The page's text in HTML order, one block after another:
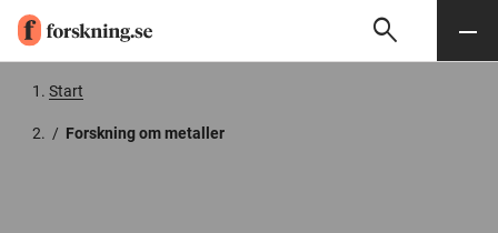
Söksearch Meny
Start
/ Forskning om metaller